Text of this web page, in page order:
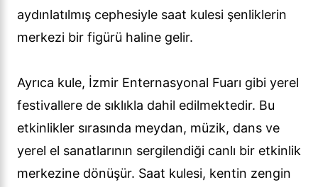
aydınlatılmış cephesiyle saat kulesi şenliklerin
merkezi bir figürü haline gelir.
Ayrıca kule, İzmir Enternasyonal Fuarı gibi yerel
festivallere de sıklıkla dahil edilmektedir. Bu
etkinlikler sırasında meydan, müzik, dans ve
yerel el sanatlarının sergilendiği canlı bir etkinlik
merkezine dönüşür. Saat kulesi, kentin zengin